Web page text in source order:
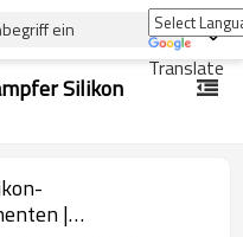
Translate
ein
Silikon
|